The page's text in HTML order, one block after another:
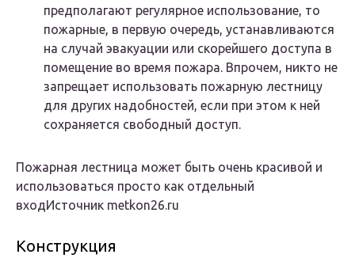
предполагают регулярное использование, то
пожарные, в первую очередь, устанавливаются
на случай эвакуации или скорейшего доступа в
помещение во время пожара. Впрочем, никто не
запрещает использовать пожарную лестницу
для других надобностей, если при этом к ней
сохраняется свободный доступ.
Пожарная лестница может быть очень красивой и
использоваться просто как отдельный
входИсточник metkon26.ru
Конструкция